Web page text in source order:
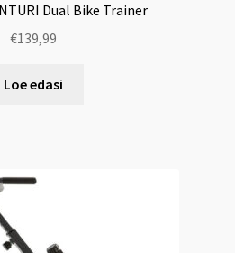
Dual Bike Trainer
€139,99
Loe edasi